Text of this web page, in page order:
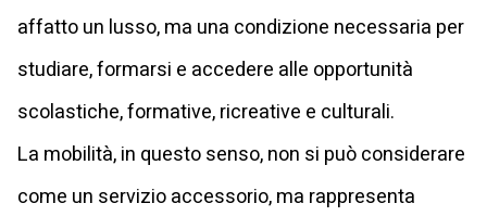
affatto un lusso, ma una condizione necessaria per
studiare, formarsi e accedere alle opportunità
scolastiche, formative, ricreative e culturali.
La mobilità, in questo senso, non si può considerare
come un servizio accessorio, ma rappresenta